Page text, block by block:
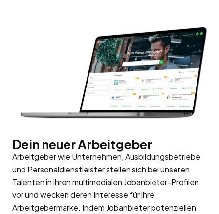
Dein neuer Arbeitgeber
Arbeitgeber wie Unternehmen, Ausbildungsbetriebe
und Personaldienstleister stellen sich bei unseren
Talenten in ihren multimedialen Jobanbieter-Profilen
vor und wecken deren Interesse für ihre
Arbeitgebermarke. Indem Jobanbieter potenziellen